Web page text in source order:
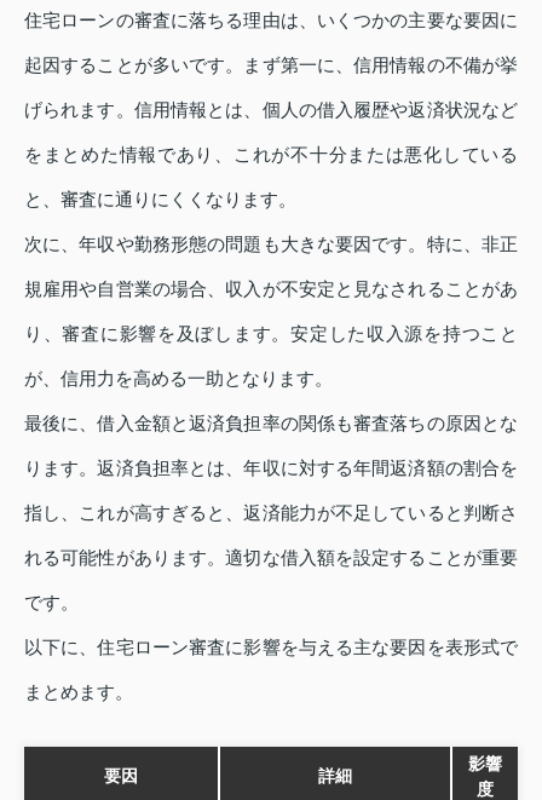
住宅ローンの審査に落ちる理由は、いくつかの主要な要因に
起因することが多いです。まず第一に、信用情報の不備が挙
げられます。信用情報とは、個人の借入履歴や返済状況など
をまとめた情報であり、これが不十分または悪化している
と、審査に通りにくくなります。
次に、年収や勤務形態の問題も大きな要因です。特に、非正
規雇用や自営業の場合、収入が不安定と見なされることがあ
り、審査に影響を及ぼします。安定した収入源を持つこと
が、信用力を高める一助となります。
最後に、借入金額と返済負担率の関係も審査落ちの原因とな
ります。返済負担率とは、年収に対する年間返済額の割合を
指し、これが高すぎると、返済能力が不足していると判断さ
れる可能性があります。適切な借入額を設定することが重要
です。
以下に、住宅ローン審査に影響を与える主な要因を表形式で
まとめます。
要因 詳細
影響
度